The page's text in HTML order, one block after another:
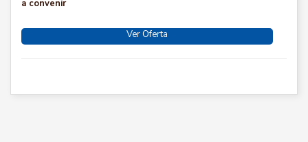
a convenir
Ver Oferta